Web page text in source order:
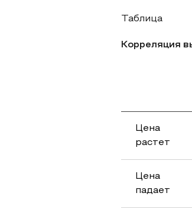
Таблица
Корреляция
Цена
растет
Цена
падает